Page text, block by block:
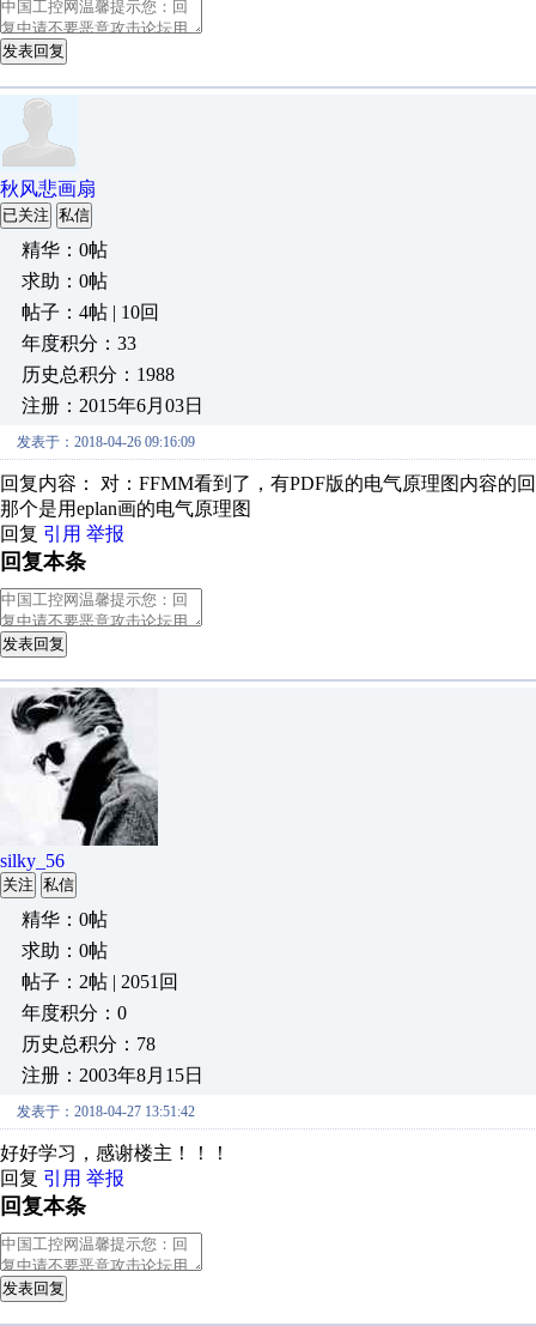
发表回复
秋风悲画扇
已关注 私信
精华：0帖
求助：0帖
帖子：4帖 | 10回
年度积分：33
历史总积分：1988
注册：2015年6月03日
发表于：2018-04-26 09:16:09
回复内容： 对：FFMM看到了，有PDF版的电气原理图内容的
那个是用eplan画的电气原理图
回复 引用 举报
回复本条
发表回复
silky_56
关注 私信
精华：0帖
求助：0帖
帖子：2帖 | 2051回
年度积分：0
历史总积分：78
注册：2003年8月15日
发表于：2018-04-27 13:51:42
好好学习，感谢楼主！！！
回复 引用 举报
回复本条
发表回复